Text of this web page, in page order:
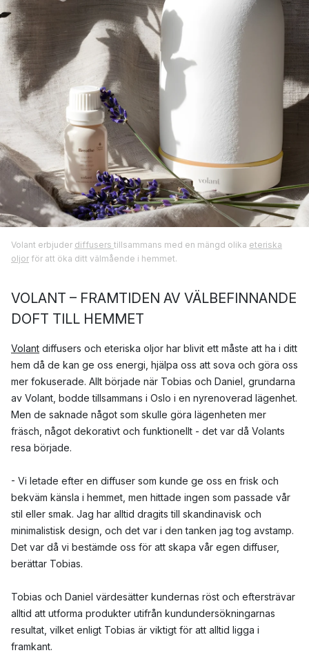
Volant erbjuder diffusers tillsammans med en mängd olika eteriska
oljor för att öka ditt välmående i hemmet.
VOLANT – FRAMTIDEN AV VÄLBEFINNANDE
DOFT TILL HEMMET
Volant diffusers och eteriska oljor har blivit ett måste att ha i ditt
hem då de kan ge oss energi, hjälpa oss att sova och göra oss
mer fokuserade. Allt började när Tobias och Daniel, grundarna
av Volant, bodde tillsammans i Oslo i en nyrenoverad lägenhet.
Men de saknade något som skulle göra lägenheten mer
fräsch, något dekorativt och funktionellt - det var då Volants
resa började.
- Vi letade efter en diffuser som kunde ge oss en frisk och
bekväm känsla i hemmet, men hittade ingen som passade vår
stil eller smak. Jag har alltid dragits till skandinavisk och
minimalistisk design, och det var i den tanken jag tog avstamp.
Det var då vi bestämde oss för att skapa vår egen diffuser,
berättar Tobias.
Tobias och Daniel värdesätter kundernas röst och eftersträvar
alltid att utforma produkter utifrån kundundersökningarnas
resultat, vilket enligt Tobias är viktigt för att alltid ligga i
framkant.